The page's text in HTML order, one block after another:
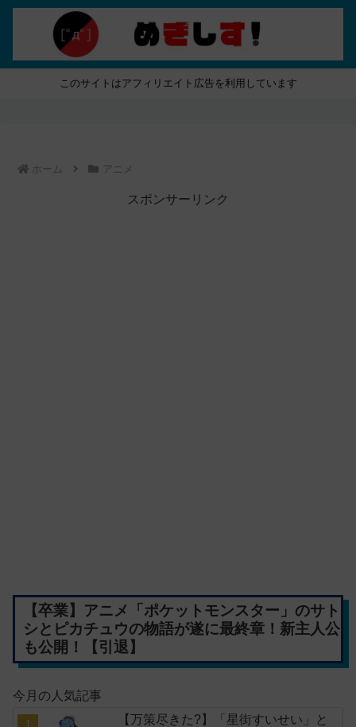
このサイトはアフィリエイト広告を利用しています
ホーム アニメ
スポンサーリンク
【卒業】アニメ「ポケットモンスター」のサト
シとピカチュウの物語が遂に最終章！新主人公
も公開！【引退】
今月の人気記事
【万策尽きた?】「星街すいせい」と